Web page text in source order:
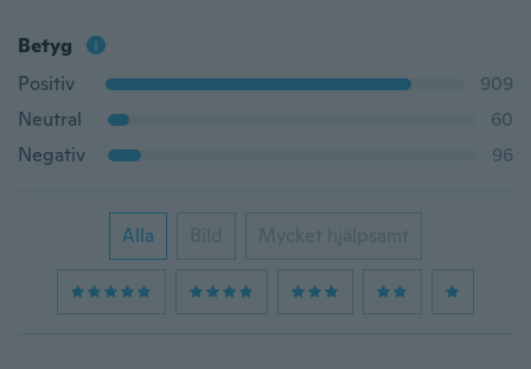
Betyg
Positiv
909
Neutral
60
Negativ
96
Alla Bild Mycket hjälpsamt